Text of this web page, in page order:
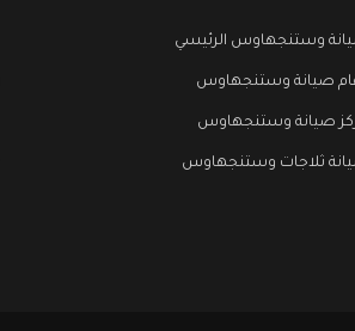
وستنجهاوس الرئيسي
صيانة وستنجهاوس
صيانة وستنجهاوس
ثلاجات وستنجهاوس